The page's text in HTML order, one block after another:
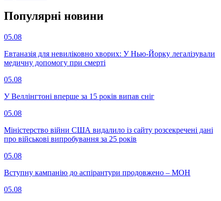
Популярнi новини
05.08
Евтаназія для невиліковно хворих: У Нью-Йорку легалізували
медичну допомогу при смерті
05.08
У Веллінгтоні вперше за 15 років випав сніг
05.08
Міністерство війни США видалило із сайту розсекречені дані
про військові випробування за 25 років
05.08
Вступну кампанію до аспірантури продовжено – МОН
05.08